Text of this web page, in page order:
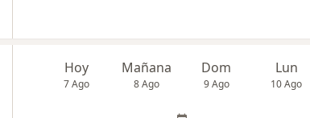
Hoy
7 Ago
Mañana
8 Ago
Dom
9 Ago
Lun
10 Ago